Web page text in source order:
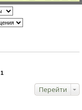
1
Перейти